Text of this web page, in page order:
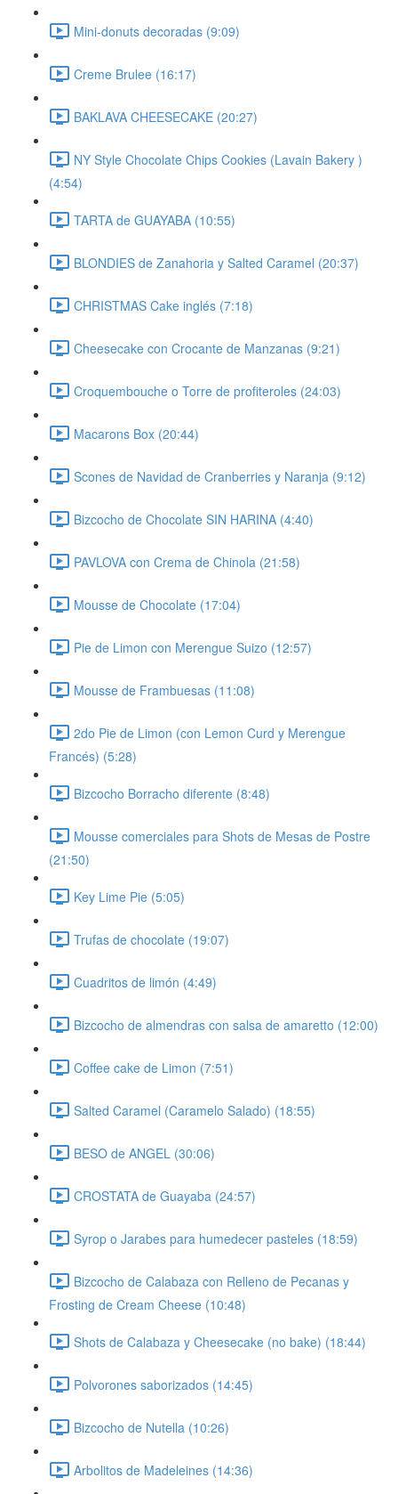
Mini-donuts decoradas (9:09)
Creme Brulee (16:17)
BAKLAVA CHEESECAKE (20:27)
NY Style Chocolate Chips Cookies (Lavain Bakery )
(4:54)
TARTA de GUAYABA (10:55)
BLONDIES de Zanahoria y Salted Caramel (20:37)
CHRISTMAS Cake inglés (7:18)
Cheesecake con Crocante de Manzanas (9:21)
Croquembouche o Torre de profiteroles (24:03)
Macarons Box (20:44)
Scones de Navidad de Cranberries y Naranja (9:12)
Bizcocho de Chocolate SIN HARINA (4:40)
PAVLOVA con Crema de Chinola (21:58)
Mousse de Chocolate (17:04)
Pie de Limon con Merengue Suizo (12:57)
Mousse de Frambuesas (11:08)
2do Pie de Limon (con Lemon Curd y Merengue
Francés) (5:28)
Bizcocho Borracho diferente (8:48)
Mousse comerciales para Shots de Mesas de Postre
(21:50)
Key Lime Pie (5:05)
Trufas de chocolate (19:07)
Cuadritos de limón (4:49)
Bizcocho de almendras con salsa de amaretto (12:00)
Coffee cake de Limon (7:51)
Salted Caramel (Caramelo Salado) (18:55)
BESO de ANGEL (30:06)
CROSTATA de Guayaba (24:57)
Syrop o Jarabes para humedecer pasteles (18:59)
Bizcocho de Calabaza con Relleno de Pecanas y
Frosting de Cream Cheese (10:48)
Shots de Calabaza y Cheesecake (no bake) (18:44)
Polvorones saborizados (14:45)
Bizcocho de Nutella (10:26)
Arbolitos de Madeleines (14:36)